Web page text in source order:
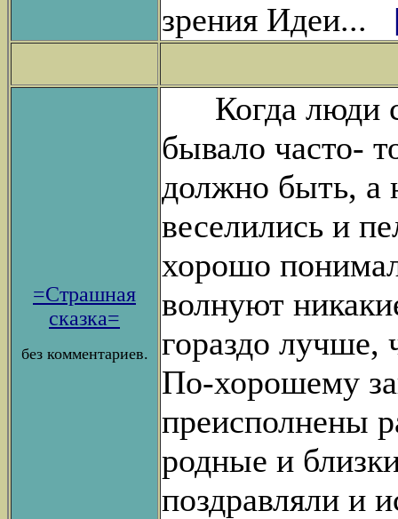
зрения Идеи...
=Страшная
сказка=
без комментариев.
Когда люди
бывало часто-
должно быть, а
веселились и
хорошо
волнуют
гораздо лучше,
По-хорошему
преисполнены
родные и
поздравляли и